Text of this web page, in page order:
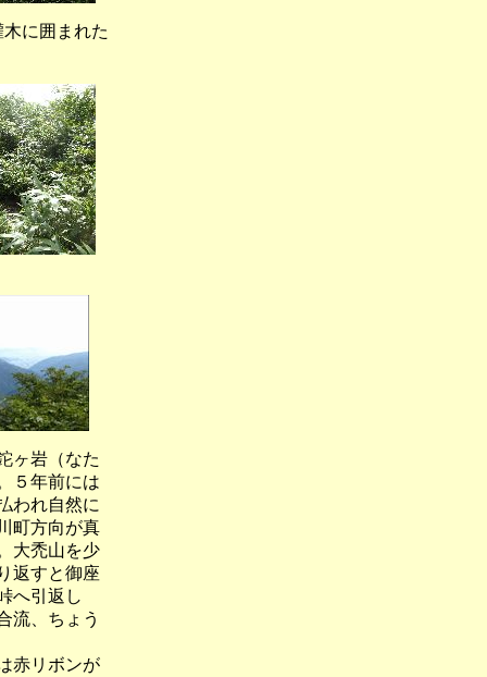
囲まれた
ヶ岩（なた
５年前には
われ自然に
町方向が真
大禿山を少
返すと御座
へ引返し
流、ちょう
赤リボンが